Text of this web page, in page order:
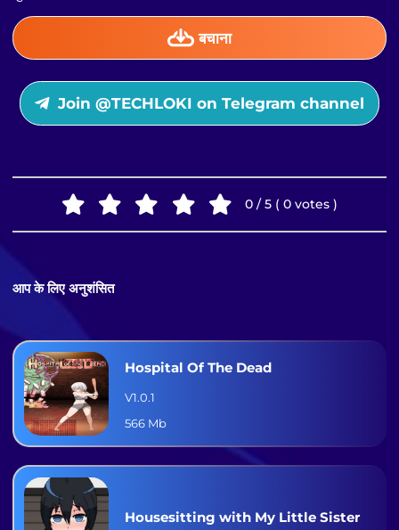
बचाना
Join @TECHLOKI on Telegram channel
0 / 5 ( 0 votes )
आप के लिए अनुशंसित
Hospital Of The Dead
V1.0.1
566 Mb
Housesitting with My Little Sister